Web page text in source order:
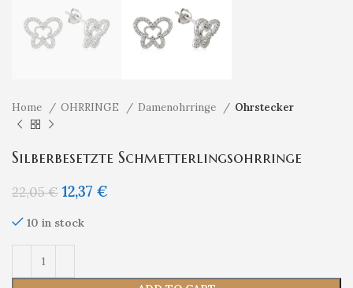
Home OHRRINGE Damenohrringe Ohrstecker
Silberbesetzte Schmetterlingsohrringe
22,05€ 12,37 €
10 in stock